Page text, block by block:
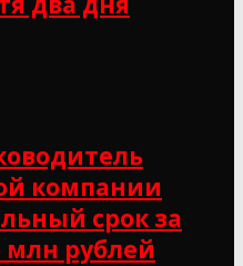
компании
срок за
млн рублей